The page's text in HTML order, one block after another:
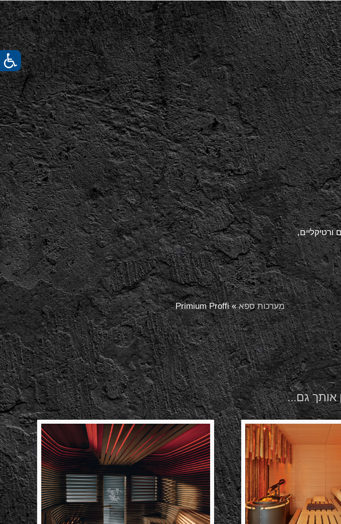
מערכות ספא»
Primium Proffi
אותך גם...